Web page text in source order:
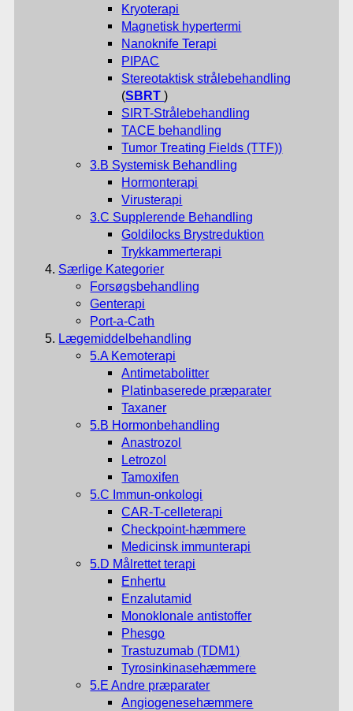
Kryoterapi
Magnetisk hypertermi
Nanoknife Terapi
PIPAC
Stereotaktisk strålebehandling
(SBRT)
SIRT-Strålebehandling
TACE behandling
Tumor Treating Fields (TTF))
3.B Systemisk Behandling
Hormonterapi
Virusterapi
3.C Supplerende Behandling
Goldilocks Brystreduktion
Trykkammerterapi
Særlige Kategorier
Forsøgsbehandling
Genterapi
Port-a-Cath
Lægemiddelbehandling
5.A Kemoterapi
Antimetabolitter
Platinbaserede præparater
Taxaner
5.B Hormonbehandling
Anastrozol
Letrozol
Tamoxifen
5.C Immun-onkologi
CAR-T-celleterapi
Checkpoint-hæmmere
Medicinsk immunterapi
5.D Målrettet terapi
Enhertu
Enzalutamid
Monoklonale antistoffer
Phesgo
Trastuzumab (TDM1)
Tyrosinkinasehæmmere
5.E Andre præparater
Angiogenesehæmmere